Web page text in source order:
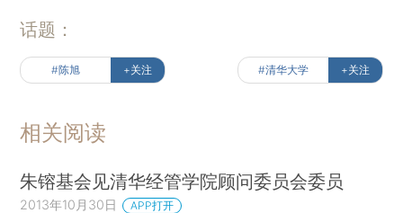
话题：
#陈旭 +关注 #清华大学 +关注
相关阅读
朱镕基会见清华经管学院顾问委员会委员
2013年10月30日 APP打开